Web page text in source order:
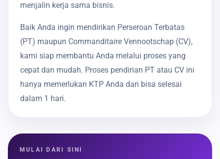
menjalin kerja sama bisnis.
Baik Anda ingin mendirikan Perseroan Terbatas
(PT) maupun Commanditaire Vennootschap (CV),
kami siap membantu Anda melalui proses yang
cepat dan mudah. Proses pendirian PT atau CV ini
hanya memerlukan KTP Anda dan bisa selesai
dalam 1 hari.
MULAI DARI SINI